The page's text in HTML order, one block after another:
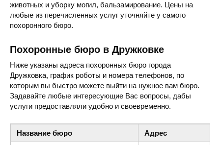
животных и уборку могил, бальзамирование. Цены на
любые из перечисленных услуг уточняйте у самого
похоронного бюро.
Похоронные бюро в Дружковке
Ниже указаны адреса похоронных бюро города
Дружковка, график роботы и номера телефонов, по
которым вы быстро можете выйти на нужное вам бюро.
Задавайте любые интересующие Вас вопросы, дабы
услуги предоставляли удобно и своевременно.
Название бюро Адрес